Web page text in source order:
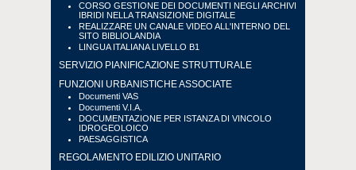
CORSO GESTIONE DEI DOCUMENTI NEGLI ARCHIVI
IBRIDI NELLA TRANSIZIONE DIGITALE
REALIZZARE UN CANALE VIDEO ALL'INTERNO DEL
SITO BIBLIOLANDIA
LINGUA ITALIANA LIVELLO B1
SERVIZIO PIANIFICAZIONE STRUTTURALE
FUNZIONI URBANISTICHE ASSOCIATE
Documenti VAS
Documenti V.I.A.
DOCUMENTAZIONE PER ISTANZA DI VINCOLO
IDROGEOLOICO
PAESAGGISTICA
REGOLAMENTO EDILIZIO UNITARIO